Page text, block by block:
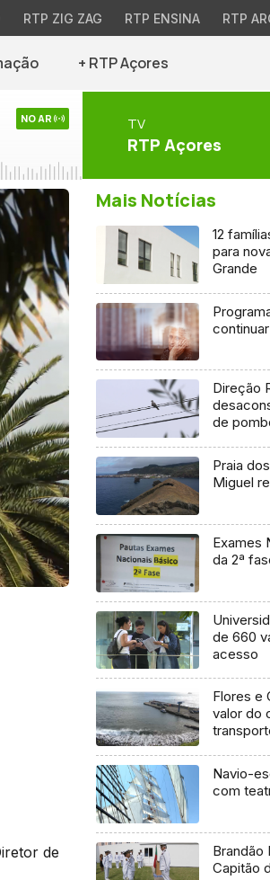
RTP ZIG ZAG RTP ENSINA RTP
+ RTP Açores
NO AR TV
RTP Açores
de
Mais Notícias
12
para
Grande
Direção
de
Praia
Miguel
Exames
da 2ª
de 660
acesso
Flores e
valor do
Navio-
com
Brandão
Capitão